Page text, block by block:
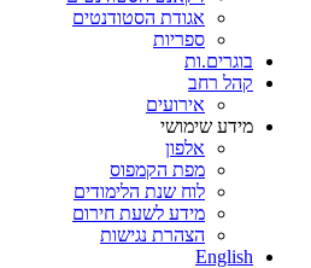
אגודת הסטודנטים
ספריות
בוגרים.ות
קהל רחב
אירועים
מידע שימושי
אלפון
מפת הקמפוס
לוח שנת הלימודים
מידע לשעת חירום
הצהרת נגישות
English